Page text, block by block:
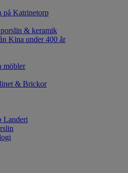
på Katrinetorp
& keramik
Kina under 400 år
möbler
& Brickor
Landeri